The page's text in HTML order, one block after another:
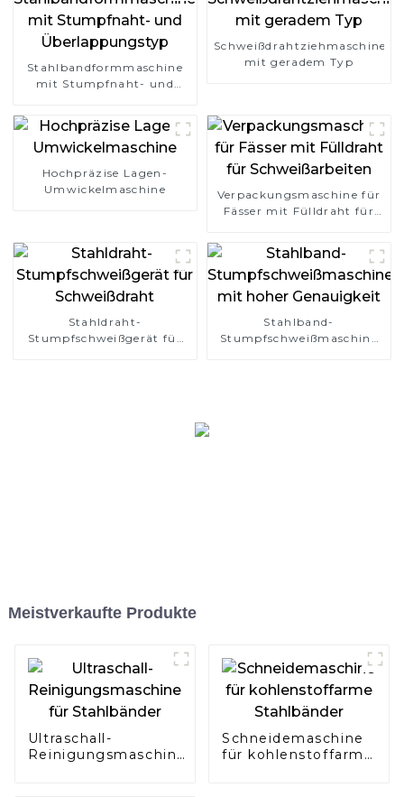
Stahlbandformmaschine
mit Stumpfnaht- und
Schweißdrahtziehmaschine
mit geradem Typ
Hochpräzise Lagen-
Umwickelmaschine
Verpackungsmaschine für
Fässer mit Fülldraht für
Stahldraht-
Stumpfschweißgerät für
Stahlband-
Stumpfschweißmaschine
Meistverkaufte Produkte
Ultraschall-
Reinigungsmaschine
Schneidemaschine
für kohlenstoffarme